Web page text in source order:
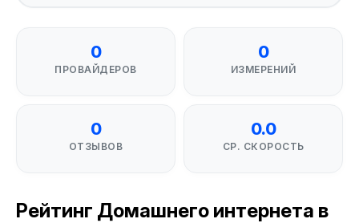
0
ПРОВАЙДЕРОВ
0
ИЗМЕРЕНИЙ
0
ОТЗЫВОВ
0.0
СР. СКОРОСТЬ
Рейтинг Домашнего интернета в